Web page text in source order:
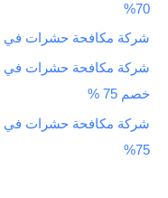
70%
شركة مكافحة حشرات في الجيزة 01033162010
خصم 75 %
75%